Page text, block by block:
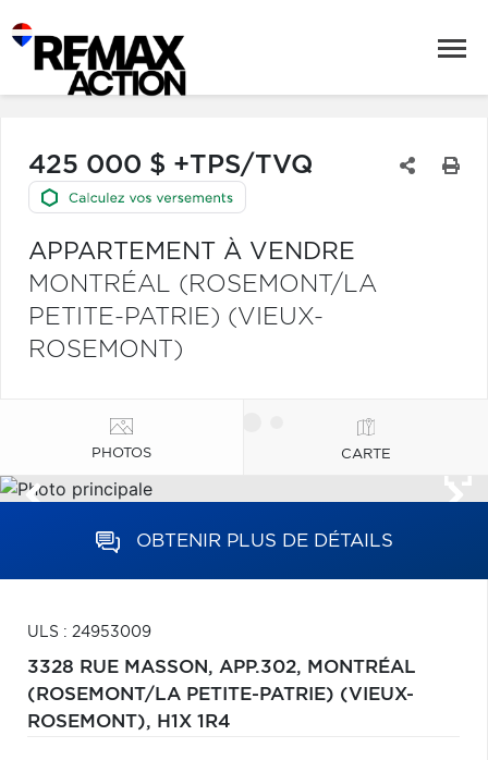
425 000 $ +TPS/TVQ
APPARTEMENT À VENDRE
MONTRÉAL (ROSEMONT/LA
PETITE-PATRIE) (VIEUX-
ROSEMONT)
PHOTOS CARTE
OBTENIR PLUS DE DÉTAILS
ULS : 24953009
3328 RUE MASSON, APP.302, MONTRÉAL
(ROSEMONT/LA PETITE-PATRIE) (VIEUX-
ROSEMONT), H1X 1R4